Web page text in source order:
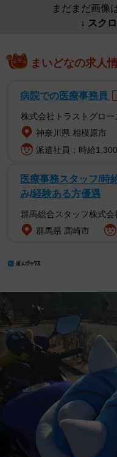
まだまだ画像
↓ スク
まいどなの求人
病院での医療事務員
株式会社トラストグロー
神奈川県 相模原市
派遣社員：時給
医療事務スタッフ/時
み/経験ある方優遇
群馬総合スタッフ株式会
群馬県 高崎市